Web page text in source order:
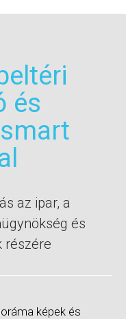
és
az ipar, a
és
részére
képek és